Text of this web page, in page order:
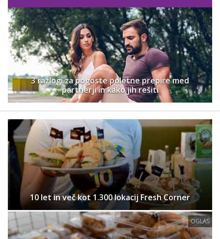
3 razlogi za pogoste poletne prepire med
partnerji in kako jih rešiti
10 let in več kot 1.300 lokacij Fresh Corner
OGLAS